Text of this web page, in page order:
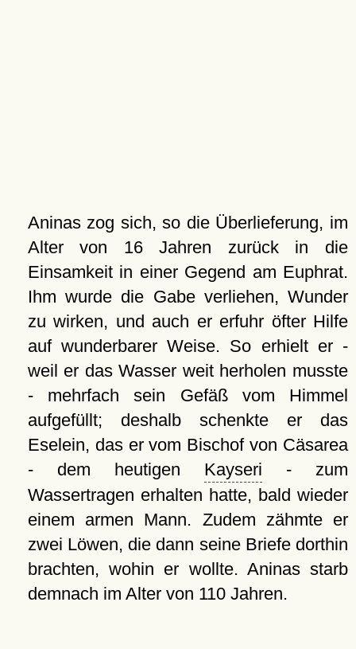
Aninas zog sich, so die Überlieferung, im
Alter von 16 Jahren zurück in die
Einsamkeit in einer Gegend am Euphrat.
Ihm wurde die Gabe verliehen, Wunder
zu wirken, und auch er erfuhr öfter Hilfe
auf wunderbarer Weise. So erhielt er -
weil er das Wasser weit herholen musste
- mehrfach sein Gefäß vom Himmel
aufgefüllt; deshalb schenkte er das
Eselein, das er vom Bischof von Cäsarea
- dem heutigen Kayseri - zum
Wassertragen erhalten hatte, bald wieder
einem armen Mann. Zudem zähmte er
zwei Löwen, die dann seine Briefe dorthin
brachten, wohin er wollte. Aninas starb
demnach im Alter von 110 Jahren.